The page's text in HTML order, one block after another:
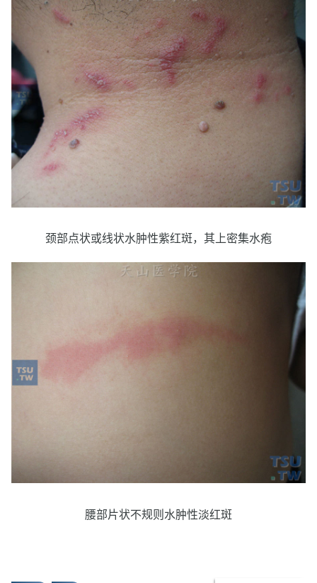
颈部点状或线状水肿性紫红斑，其上密集水疱
腰部片状不规则水肿性淡红斑